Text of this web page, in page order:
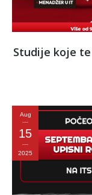
Studije koje
Aug
15
2025